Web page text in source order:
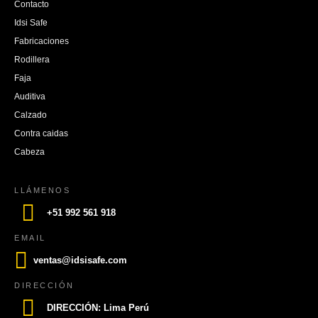
Contacto
Idsi Safe
Fabricaciones
Rodillera
Faja
Auditiva
Calzado
Contra caidas
Cabeza
LLÁMENOS
+51 992 561 918
EMAIL
ventas@idsisafe.com
DIRECCIÓN
DIRECCIÓN: Lima Perú